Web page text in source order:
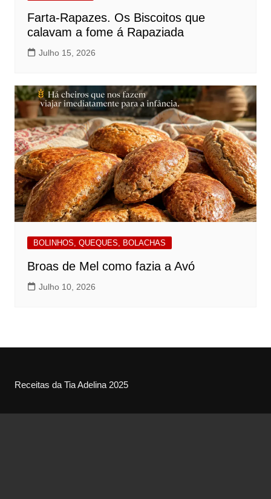
Farta-Rapazes. Os Biscoitos que
calavam a fome á Rapaziada
Julho 15, 2026
BOLINHOS, QUEQUES, BOLACHAS
Broas de Mel como fazia a Avó
Julho 10, 2026
Receitas da Tia Adelina 2025